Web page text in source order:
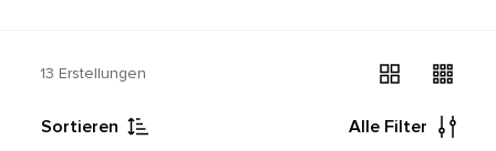
13 Erstellungen
Sortieren Alle Filter